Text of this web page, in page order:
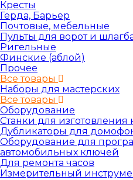
Кресты
Герда, Барьер
Почтовые, мебельные
Пульты для ворот и
Ригельные
Финские (аблой)
Прочее
Все товары
Наборы для мастерских
Все товары
Оборудование
Станки для изготовления
Дубликаторы для
Оборудование для
автомобильных ключей
Для ремонта часов
Измерительный